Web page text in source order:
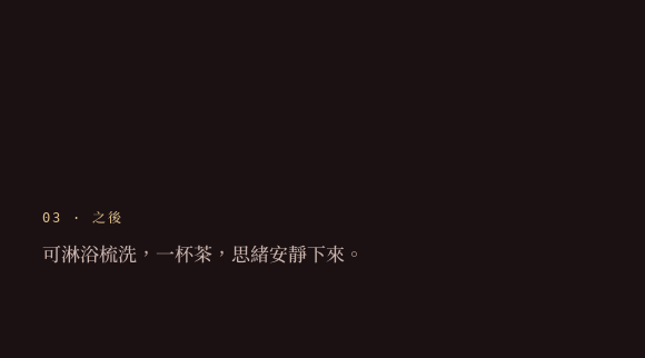
03 · 之後
可淋浴梳洗，一杯茶，思緒安靜下來。